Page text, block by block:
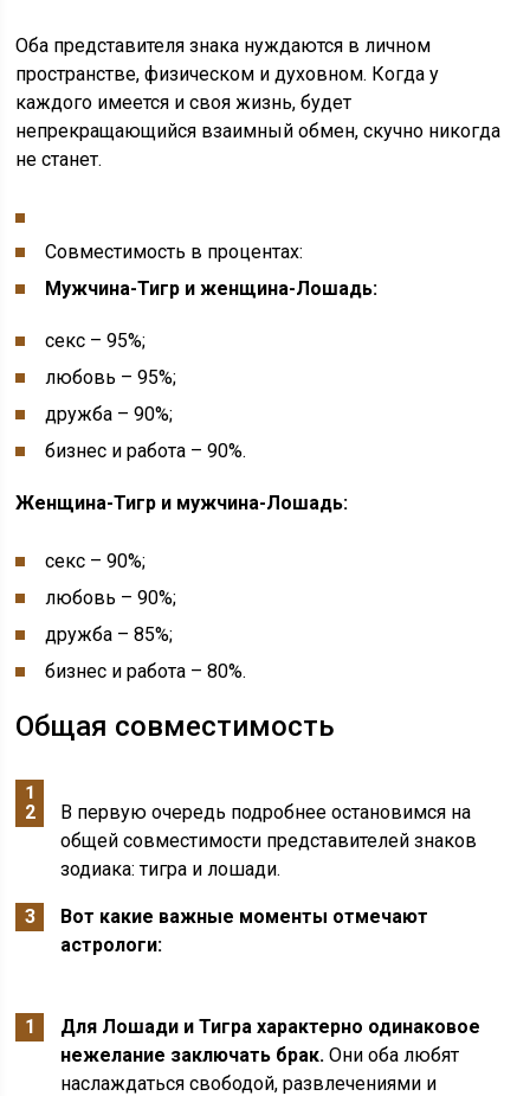
Оба представителя знака нуждаются в личном
пространстве, физическом и духовном. Когда у
каждого имеется и своя жизнь, будет
непрекращающийся взаимный обмен, скучно никогда
не станет.
Совместимость в процентах:
Мужчина-Тигр и женщина-Лошадь:
секс – 95%;
любовь – 95%;
дружба – 90%;
бизнес и работа – 90%.
Женщина-Тигр и мужчина-Лошадь:
секс – 90%;
любовь – 90%;
дружба – 85%;
бизнес и работа – 80%.
Общая совместимость
В первую очередь подробнее остановимся на
общей совместимости представителей знаков
зодиака: тигра и лошади.
Вот какие важные моменты отмечают
астрологи:
Для Лошади и Тигра характерно одинаковое
нежелание заключать брак. Они оба любят
наслаждаться свободой, развлечениями и